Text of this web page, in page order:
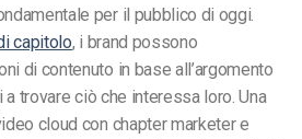
per il pubblico di oggi.
capitolo, i brand possono
di contenuto in base all’argomento
trovare ciò che interessa loro. Una
cloud con chapter marketer e